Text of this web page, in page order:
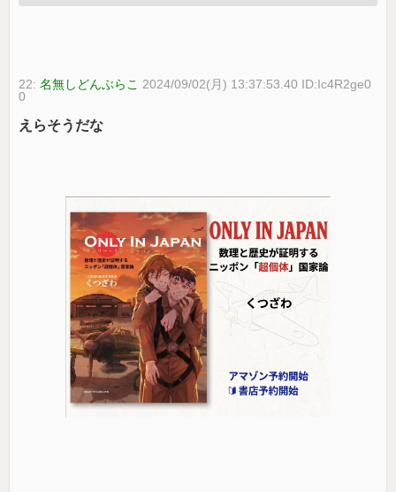
22:名無しどんぶらこ 2024/09/02(月) 13:37:53.40 ID:Ic4R2ge0
0
えらそうだな